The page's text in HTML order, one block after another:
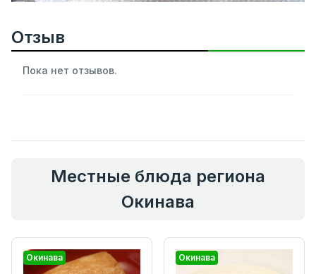
Отзыв
Пока нет отзывов.
Местные блюда региона
Окинава
Окинава Окинава